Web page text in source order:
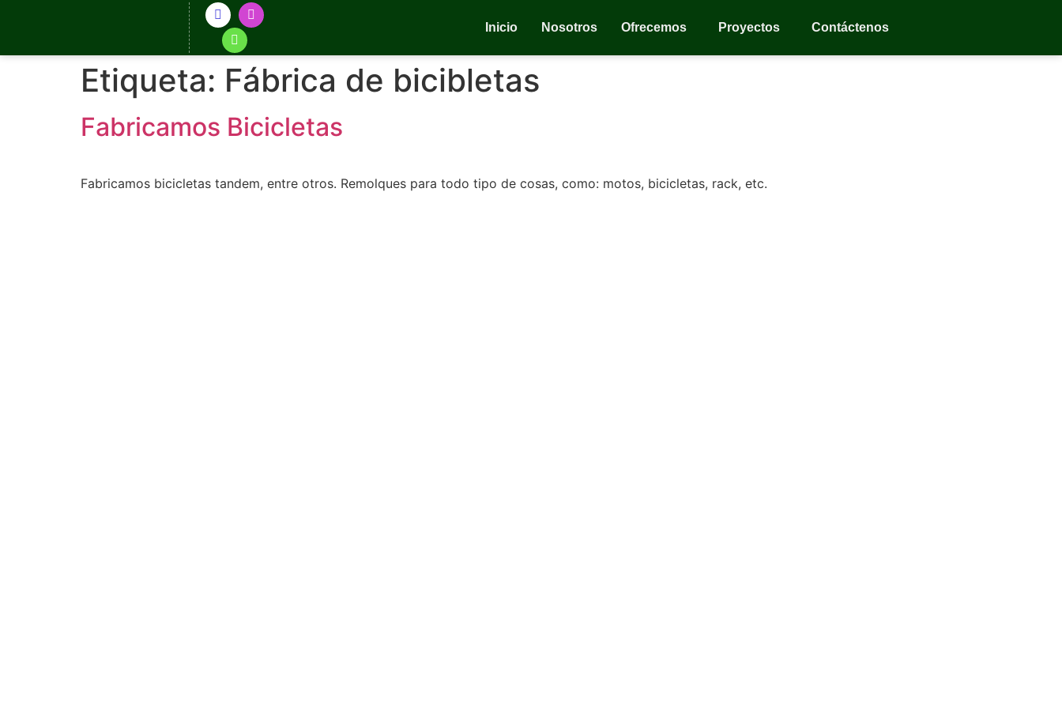
Inicio Nosotros Ofrecemos Proyectos Contáctenos
Etiqueta: Fábrica de bicibletas
Fabricamos Bicicletas
Fabricamos bicicletas tandem, entre otros. Remolques para todo tipo de cosas, como: motos, bicicletas, rack, etc.